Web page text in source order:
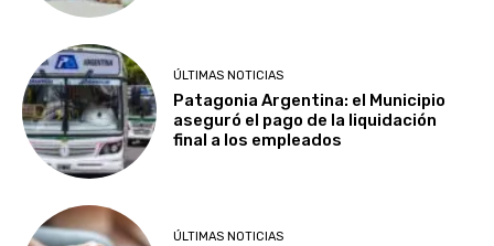
ÚLTIMAS NOTICIAS
Patagonia Argentina: el Municipio
aseguró el pago de la liquidación
final a los empleados
ÚLTIMAS NOTICIAS